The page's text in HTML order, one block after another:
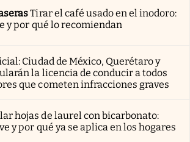
Tirar el café usado en el inodoro:
y por qué lo recomiendan
Ciudad de México, Querétaro y
la licencia de conducir a todos
que cometen infracciones graves
hojas de laurel con bicarbonato:
y por qué ya se aplica en los hogares